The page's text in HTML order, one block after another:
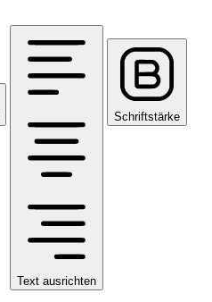
Text ausrichten
Schriftstärke